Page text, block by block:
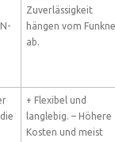
Zuverlässigkeit
hängen vom
ab.
+ Flexibel und
langlebig. – Höhere
Kosten und meist